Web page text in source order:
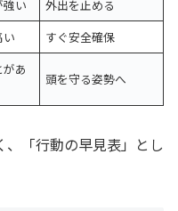
強い
外出を止める
い すぐ安全確保
あ
頭を守る姿勢へ
「行動の早見表」とし